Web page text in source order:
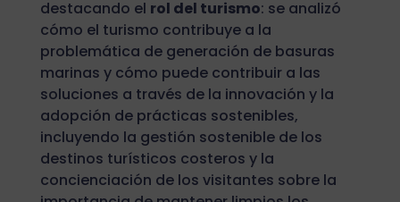
destacando el rol del turismo: se analizó
cómo el turismo contribuye a la
problemática de generación de basuras
marinas y cómo puede contribuir a las
soluciones a través de la innovación y la
adopción de prácticas sostenibles,
incluyendo la gestión sostenible de los
destinos turísticos costeros y la
concienciación de los visitantes sobre la